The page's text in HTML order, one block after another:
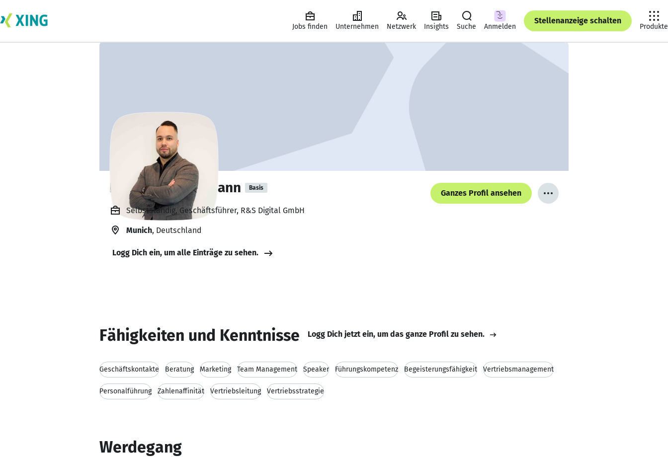
Jobs finden Unternehmen Netzwerk Insights Suche Anmelden
Stellenanzeige schalten
Produkte
Ferdinand Rossmann Basis
Ganzes Profil ansehen
Selbstständig, Geschäftsführer, R&S Digital GmbH
Munich, Deutschland
Logg Dich ein, um alle Einträge zu sehen.
Fähigkeiten und Kenntnisse Logg Dich jetzt ein, um das ganze Profil zu sehen.
Geschäftskontakte Beratung Marketing Team Management Speaker Führungskompetenz Begeisterungsfähigkeit Vertriebsmanagement
Personalführung Zahlenaffinität Vertriebsleitung Vertriebsstrategie
Werdegang